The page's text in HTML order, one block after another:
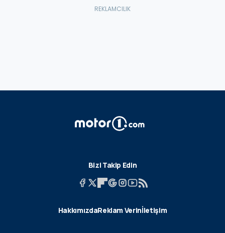
Bizi Takip Edin
HakkımızdaReklam Verinİletişim